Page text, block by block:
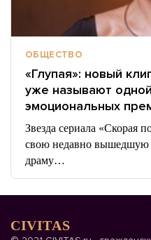
ОБЩЕСТВО
«Глупая»: новый
уже называют
эмоциональных
Звезда сериала «Скорая
свою недавно вышедшую
драму…
CIVITAS